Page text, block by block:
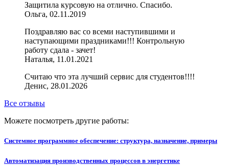
Защитила курсовую на отлично. Спасибо.
Ольга, 02.11.2019
Поздравляю вас со всеми наступившими и
наступающими праздниками!!! Контрольную
работу сдала - зачет!
Наталья, 11.01.2021
Считаю что эта лучший сервис для студентов!!!!
Денис, 28.01.2026
Все отзывы
Можете посмотреть другие работы:
Системное программное обеспечение: структура, назначение, примеры
Автоматизация производственных процессов в энергетике